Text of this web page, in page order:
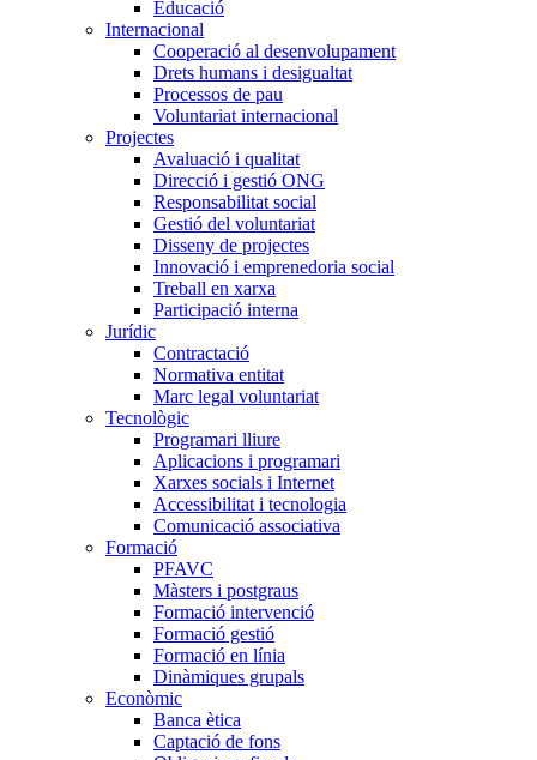
Educació
Internacional
Cooperació al desenvolupament
Drets humans i desigualtat
Processos de pau
Voluntariat internacional
Projectes
Avaluació i qualitat
Direcció i gestió ONG
Responsabilitat social
Gestió del voluntariat
Disseny de projectes
Innovació i emprenedoria social
Treball en xarxa
Participació interna
Jurídic
Contractació
Normativa entitat
Marc legal voluntariat
Tecnològic
Programari lliure
Aplicacions i programari
Xarxes socials i Internet
Accessibilitat i tecnologia
Comunicació associativa
Formació
PFAVC
Màsters i postgraus
Formació intervenció
Formació gestió
Formació en línia
Dinàmiques grupals
Econòmic
Banca ètica
Captació de fons